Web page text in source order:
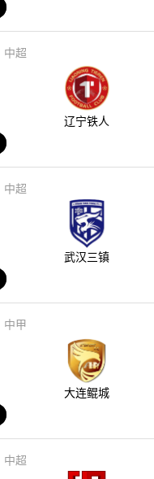
中超
辽宁铁人
中超
武汉三镇
中甲
大连鲲城
中超